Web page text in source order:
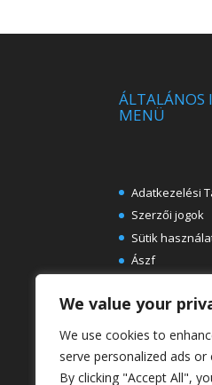
We value your
We use cookies to
serve personalized ads
By clicking "Accept All",
ÁLTALÁNOS
MENÜ
Adatkezelési
Szerzői jogok
Sütik
Ászf
Ingyenes e-
Rólunk